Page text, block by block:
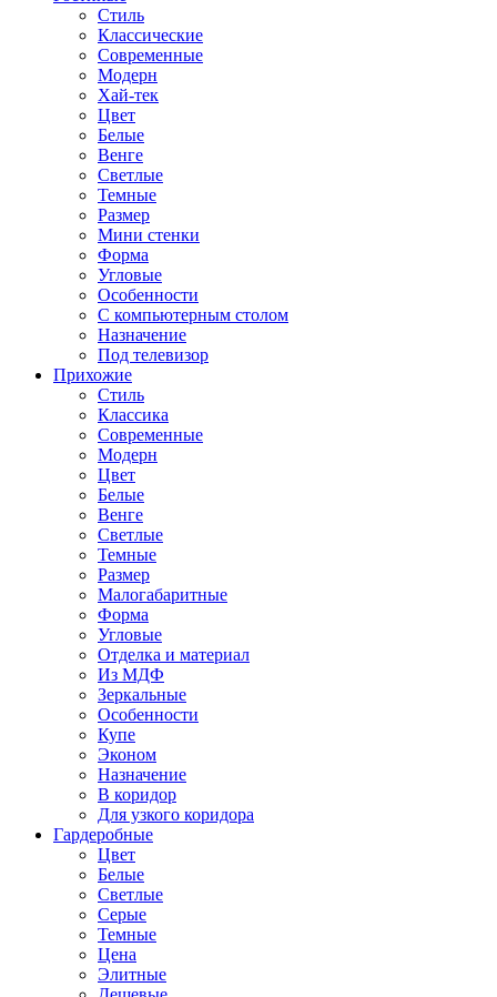
Стиль
Классические
Современные
Модерн
Хай-тек
Цвет
Белые
Венге
Светлые
Темные
Размер
Мини стенки
Форма
Угловые
Особенности
С компьютерным столом
Назначение
Под телевизор
Прихожие
Стиль
Классика
Современные
Модерн
Цвет
Белые
Венге
Светлые
Темные
Размер
Малогабаритные
Форма
Угловые
Отделка и материал
Из МДФ
Зеркальные
Особенности
Купе
Эконом
Назначение
В коридор
Для узкого коридора
Гардеробные
Цвет
Белые
Светлые
Серые
Темные
Цена
Элитные